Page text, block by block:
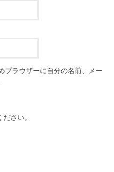
ブラウザーに自分の名前、メー
さい。